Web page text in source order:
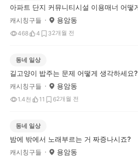
캐시칭구들 용암동
468 4 32개월 전
동네 일상
길고양이 밥주는 문제 어떻게 생각하세요?
캐시칭구들 용암동
1.4천 11 62개월 전
동네 일상
밤에 밖에서 노래부르는 거 짜증나시죠?
캐시칭구들 용암동